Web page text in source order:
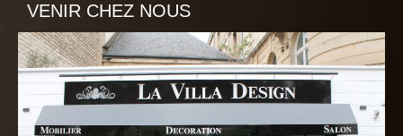
VENIR CHEZ NOUS